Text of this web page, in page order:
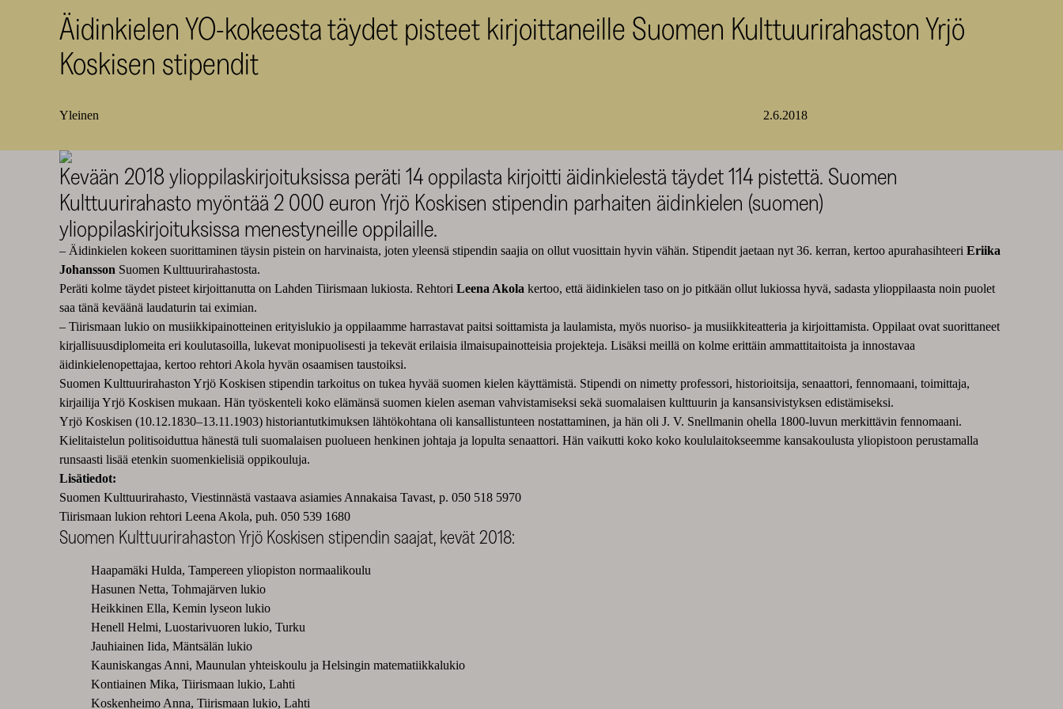
Äidinkielen YO-kokeesta täydet pisteet kirjoittaneille Suomen Kulttuurirahaston Yrjö
Koskisen stipendit
Yleinen 2.6.2018
Kevään 2018 ylioppilaskirjoituksissa peräti 14 oppilasta kirjoitti äidinkielestä täydet 114 pistettä. Suomen
Kulttuurirahasto myöntää 2 000 euron Yrjö Koskisen stipendin parhaiten äidinkielen (suomen)
ylioppilaskirjoituksissa menestyneille oppilaille.
– Äidinkielen kokeen suorittaminen täysin pistein on harvinaista, joten yleensä stipendin saajia on ollut vuosittain hyvin vähän. Stipendit jaetaan nyt 36. kerran, kertoo apurahasihteeri Eriika
Johansson Suomen Kulttuurirahastosta.
Peräti kolme täydet pisteet kirjoittanutta on Lahden Tiirismaan lukiosta. Rehtori Leena Akola kertoo, että äidinkielen taso on jo pitkään ollut lukiossa hyvä, sadasta ylioppilaasta noin puolet
saa tänä keväänä laudaturin tai eximian.
– Tiirismaan lukio on musiikkipainotteinen erityislukio ja oppilaamme harrastavat paitsi soittamista ja laulamista, myös nuoriso- ja musiikkiteatteria ja kirjoittamista. Oppilaat ovat suorittaneet
kirjallisuusdiplomeita eri koulutasoilla, lukevat monipuolisesti ja tekevät erilaisia ilmaisupainotteisia projekteja. Lisäksi meillä on kolme erittäin ammattitaitoista ja innostavaa
äidinkielenopettajaa, kertoo rehtori Akola hyvän osaamisen taustoiksi.
Suomen Kulttuurirahaston Yrjö Koskisen stipendin tarkoitus on tukea hyvää suomen kielen käyttämistä. Stipendi on nimetty professori, historioitsija, senaattori, fennomaani, toimittaja,
kirjailija Yrjö Koskisen mukaan. Hän työskenteli koko elämänsä suomen kielen aseman vahvistamiseksi sekä suomalaisen kulttuurin ja kansansivistyksen edistämiseksi.
Yrjö Koskisen (10.12.1830–13.11.1903) historiantutkimuksen lähtökohtana oli kansallistunteen nostattaminen, ja hän oli J. V. Snellmanin ohella 1800-luvun merkittävin fennomaani.
Kielitaistelun politisoiduttua hänestä tuli suomalaisen puolueen henkinen johtaja ja lopulta senaattori. Hän vaikutti koko koko koululaitokseemme kansakoulusta yliopistoon perustamalla
runsaasti lisää etenkin suomenkielisiä oppikouluja.
Lisätiedot:
Suomen Kulttuurirahasto, Viestinnästä vastaava asiamies Annakaisa Tavast, p. 050 518 5970
Tiirismaan lukion rehtori Leena Akola, puh. 050 539 1680
Suomen Kulttuurirahaston Yrjö Koskisen stipendin saajat, kevät 2018:
Haapamäki Hulda, Tampereen yliopiston normaalikoulu
Hasunen Netta, Tohmajärven lukio
Heikkinen Ella, Kemin lyseon lukio
Henell Helmi, Luostarivuoren lukio, Turku
Jauhiainen Iida, Mäntsälän lukio
Kauniskangas Anni, Maunulan yhteiskoulu ja Helsingin matematiikkalukio
Kontiainen Mika, Tiirismaan lukio, Lahti
Koskenheimo Anna, Tiirismaan lukio, Lahti